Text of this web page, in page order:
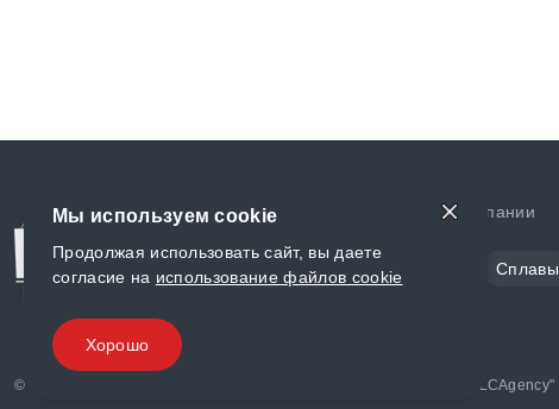
Доставка и оплата О компании
Цветной металл Сплавы
© «World Metall» 2025, Разработка и комплексное продвижение " LCAgency"
Мы используем cookie
Продолжая использовать сайт, вы даете
согласие на использование файлов cookie
Хорошо